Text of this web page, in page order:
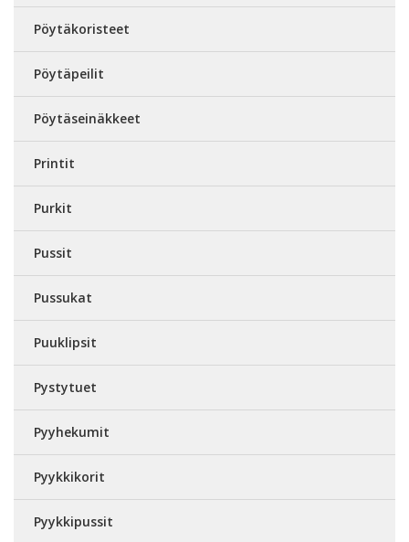
Pöytäkoristeet
Pöytäpeilit
Pöytäseinäkkeet
Printit
Purkit
Pussit
Pussukat
Puuklipsit
Pystytuet
Pyyhekumit
Pyykkikorit
Pyykkipussit